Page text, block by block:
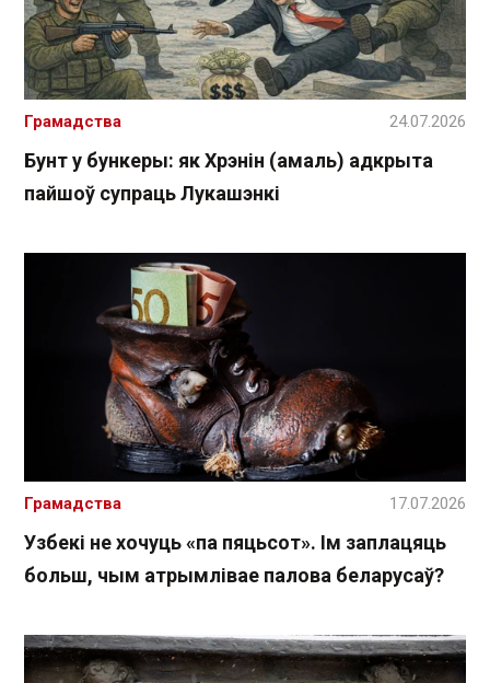
Бунт у бункеры: як Хрэнін (амаль) адкрыта
пайшоў супраць Лукашэнкі
Грамадства 24.07.2026
Узбекі не хочуць «па пяцьсот». Ім заплацяць
больш, чым атрымлівае палова беларусаў?
Грамадства 17.07.2026